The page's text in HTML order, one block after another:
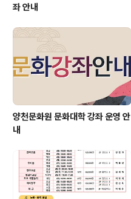
좌 안내
양천문화원 문화대학 강좌 운영 안
내